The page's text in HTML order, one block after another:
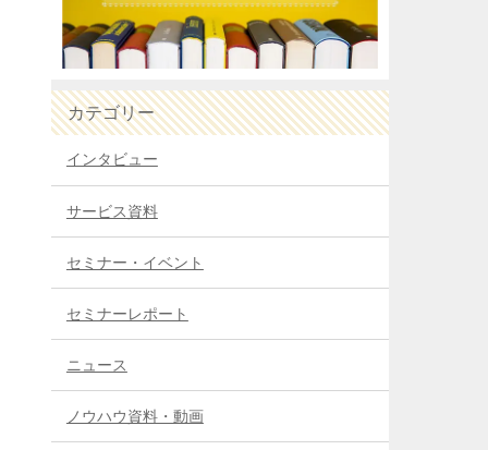
カテゴリー
インタビュー
サービス資料
セミナー・イベント
セミナーレポート
ニュース
ノウハウ資料・動画